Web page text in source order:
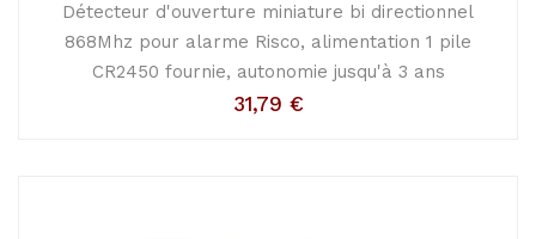
Détecteur d'ouverture miniature bi directionnel
868Mhz pour alarme Risco, alimentation 1 pile
CR2450 fournie, autonomie jusqu'à 3 ans
31,79 €